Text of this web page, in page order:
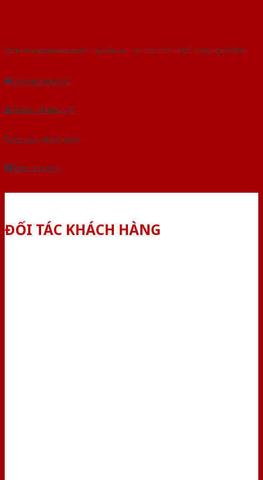
Với kinh nghiệm nhiêu năm nghiên cứu cửa theo tiêu chuẩn công nghệ Châu
Gửi yêu cầu tư vấn
Tải báo giá tổng hợp
Yêu cầu gọi lại (3 phút)
Dành cho đại lý
ĐỐI TÁC KHÁCH HÀNG